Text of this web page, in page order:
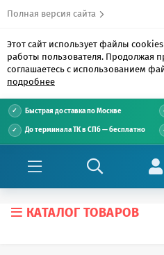
Полная версия сайта
Этот сайт использует файлы
работы пользователя. Продолжая
соглашаетесь с использованием
подробнее
Быстрая доставка по Москве
До терминала ТК в СПб — бесплатно
КАТАЛОГ ТОВАРОВ